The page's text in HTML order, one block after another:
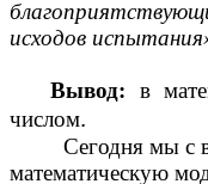
исходов
Вывод: в
числом.
Сегодня мы с
математическую